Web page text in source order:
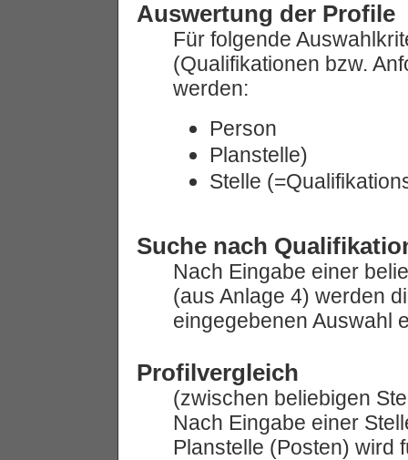
Auswertung der Profile
Für folgende
(Qualifikationen bzw.
werden:
Person
Planstelle)
Stelle
Suche nach
Nach Eingabe einer
(aus Anlage 4) werden
eingegebenen Auswahl
Profilvergleich
(zwischen beliebigen
Nach Eingabe einer
Planstelle (Posten) wird